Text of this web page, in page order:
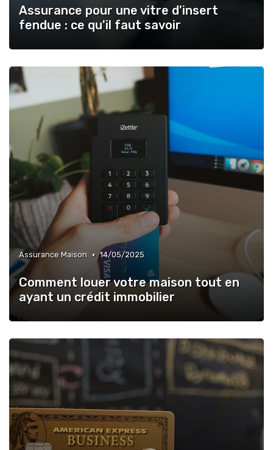
Assurance pour une vitre d'insert
fendue : ce qu'il faut savoir
Assurance Maison • 14/05/2025
Comment louer votre maison tout en
ayant un crédit immobilier